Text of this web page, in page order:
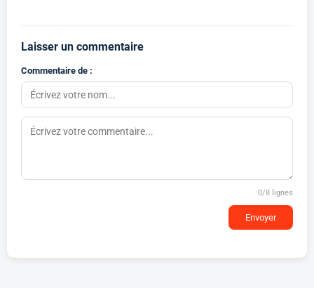
Laisser un commentaire
Commentaire de :
0/8 lignes
Envoyer